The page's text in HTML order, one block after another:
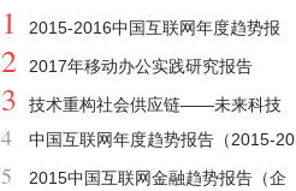
1
2015-2016中国互联网年度趋势报
告
2 2017年移动办公实践研究报告
3
技术重构社会供应链——未来科技
趋势白皮书
4
中国互联网年度趋势报告（2015-20
16）
5
2015中国互联网金融趋势报告（企